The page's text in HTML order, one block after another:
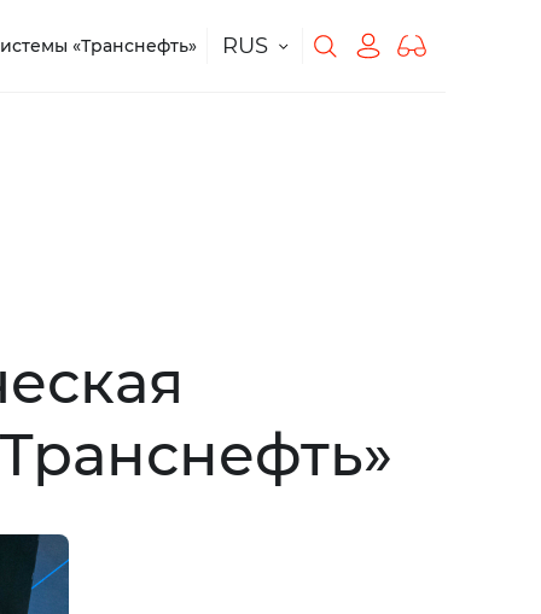
«Транснефть» RUS